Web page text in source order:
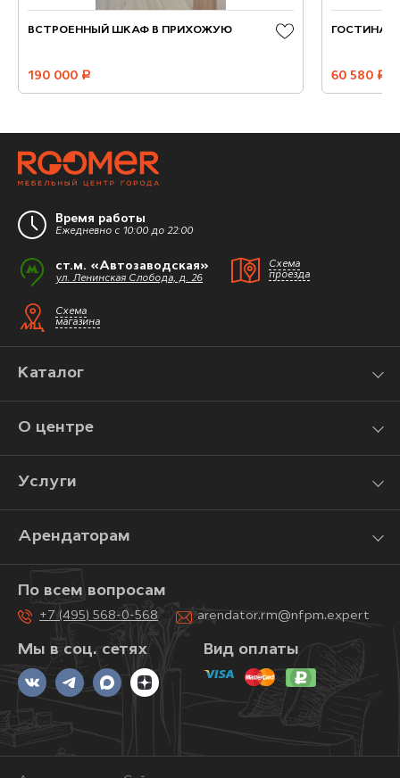
ВСТРОЕННЫЙ ШКАФ В ПРИХОЖУЮ
190 000 руб.
ГОСТИНАЯ
60 580 руб.
Время работы
Ежедневно с 10:00 до 22:00
ст.м. «Автозаводская»
ул. Ленинская Слобода, д. 26
Схема
проезда
Схема
магазина
Каталог
О центре
Услуги
Арендаторам
Мы в соц. сетях
По всем вопросам
+7 (495) 568-0-568 arendator.rm@nfpm.expert
Вид оплаты